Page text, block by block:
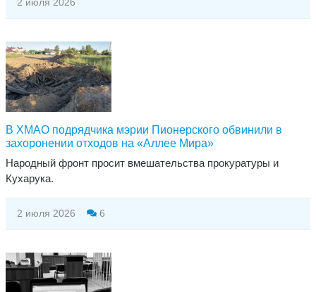
2 июля 2026
В ХМАО подрядчика мэрии Пионерского обвинили в
захоронении отходов на «Аллее Мира»
Народный фронт просит вмешательства прокуратуры и
Кухарука.
2 июля 2026 6